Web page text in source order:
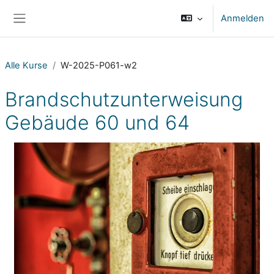
Anmelden
Alle Kurse W-2025-P061-w2
Brandschutzunterweisung
Gebäude 60 und 64